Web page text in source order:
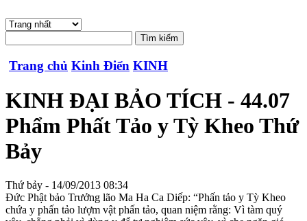
Trang chủ Kinh Điển KINH
KINH ĐẠI BẢO TÍCH - 44.07
Phẩm Phất Tảo y Tỳ Kheo Thứ
Bảy
Thứ bảy - 14/09/2013 08:34
Ðức Phật bảo Trưởng lão Ma Ha Ca Diếp: “Phấn tảo y Tỳ Kheo
chứa y phấn tảo lượm vật phấn tảo, quan niệm rằng: Vì tàm quý